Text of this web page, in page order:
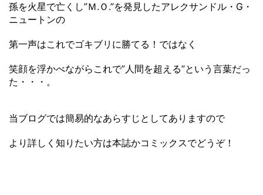
孫を火星で亡くし”Ｍ.Ｏ.”を発見したアレクサンドル・G・
ニュートンの
第一声はこれでゴキブリに勝てる！ではなく
笑顔を浮かべながらこれで”人間を超える”という言葉だっ
た・・・。
当ブログでは簡易的なあらすじとしてありますので
より詳しく知りたい方は本誌かコミックスでどうぞ！